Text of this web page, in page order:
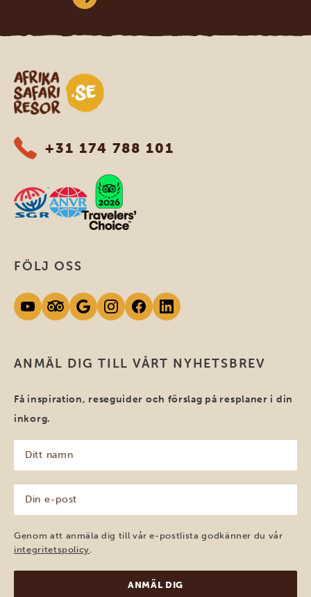
Safari-resor i Afrika
+31 174 788 101
ANMÄL DIG TILL VÅRT NYHETSBREV
Få inspiration, reseguider och förslag på resplaner i din
inkorg.
namn
(Obligatoriskt)
post
(Obligatoriskt)
Genom att anmäla dig till vår e-postlista godkänner du vår
integritetspolicy
FÖLJ OSS